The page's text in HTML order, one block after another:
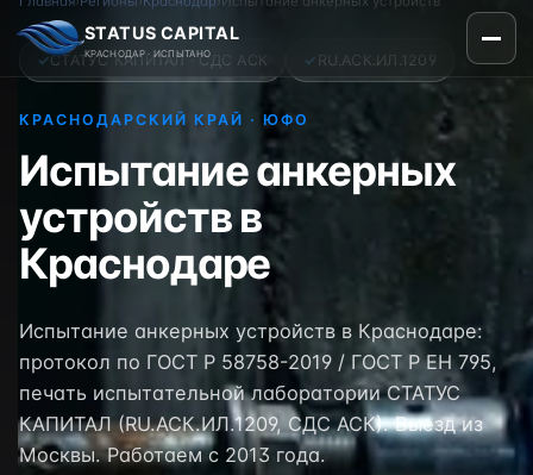
STATUS CAPITAL
КРАСНОДАР · ИСПЫТАНО
✓СТАТУС КАПИТАЛ · СДС АСК ✓ RU.АСК.ИЛ.1209
КРАСНОДАРСКИЙ КРАЙ · ЮФО
Испытание анкерных
устройств в
Краснодаре
Испытание анкерных устройств в Краснодаре:
протокол по ГОСТ Р 58758-2019 / ГОСТ Р ЕН 795,
печать испытательной лаборатории СТАТУС
КАПИТАЛ (RU.АСК.ИЛ.1209, СДС АСК). Выезд из
Москвы. Работаем с 2013 года.